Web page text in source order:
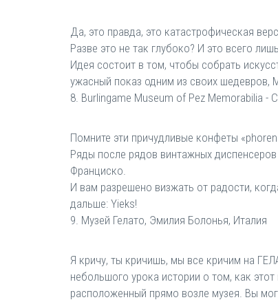
Да, это правда, это катастрофическая
Разве это не так глубоко? И это всего
Идея состоит в том, чтобы собрать
ужасный показ одним из своих шедевров,
8. Burlingame Museum of Pez Memorabilia
Помните эти причудливые конфеты
Ряды после рядов винтажных
Франциско.
И вам разрешено визжать от радости,
дальше: Yieks!
9. Музей Гелато, Эмилия Болонья, Италия
Я кричу, ты кричишь, мы все кричим на
небольшого урока истории о том, как
расположенный прямо возле музея. Вы